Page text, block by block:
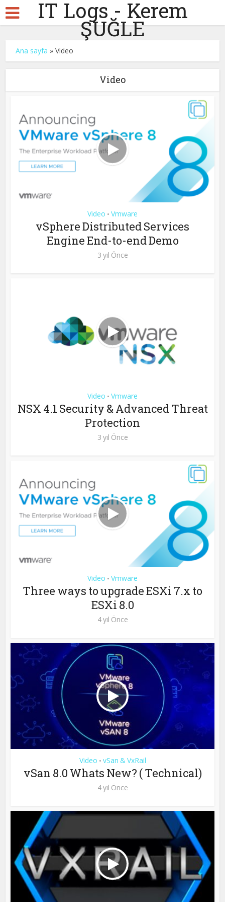
IT Logs - Kerem
ŞUĞLE
Ana sayfa »Video
Video
Video • Vmware
vSphere Distributed Services
Engine End-to-end Demo
3 yıl Önce
Video • Vmware
NSX 4.1 Security & Advanced Threat
Protection
3 yıl Önce
Video • Vmware
Three ways to upgrade ESXi 7.x to
ESXi 8.0
4 yıl Önce
Video • vSan & VxRail
vSan 8.0 Whats New? ( Technical)
4 yıl Önce